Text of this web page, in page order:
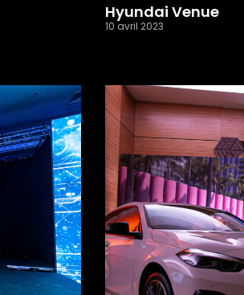
Hyundai Venue
10 avril 2023